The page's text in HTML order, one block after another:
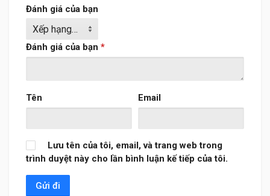
Đánh giá của bạn
Đánh giá của bạn *
Tên Email
Lưu tên của tôi, email, và trang web trong
trình duyệt này cho lần bình luận kế tiếp của tôi.